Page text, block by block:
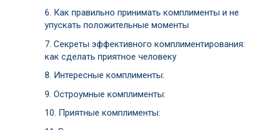
6. Как правильно принимать комплименты и не
упускать положительные моменты
7. Секреты эффективного комплиментирования:
как сделать приятное человеку
8. Интересные комплименты:
9. Остроумные комплименты:
10. Приятные комплименты: